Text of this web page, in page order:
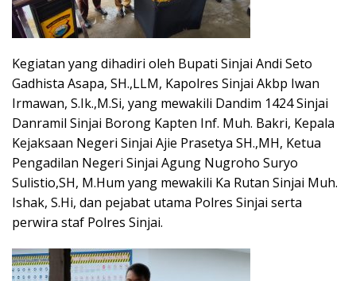
Kegiatan yang dihadiri oleh Bupati Sinjai Andi Seto
Gadhista Asapa, SH.,LLM, Kapolres Sinjai Akbp Iwan
Irmawan, S.Ik.,M.Si, yang mewakili Dandim 1424 Sinjai
Danramil Sinjai Borong Kapten Inf. Muh. Bakri, Kepala
Kejaksaan Negeri Sinjai Ajie Prasetya SH.,MH, Ketua
Pengadilan Negeri Sinjai Agung Nugroho Suryo
Sulistio,SH, M.Hum yang mewakili Ka Rutan Sinjai Muh.
Ishak, S.Hi, dan pejabat utama Polres Sinjai serta
perwira staf Polres Sinjai.